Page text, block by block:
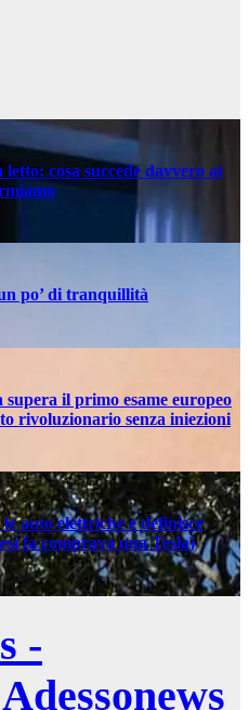
cosa succede davvero ai
po’ di tranquillità
il primo esame europeo
rivoluzionario senza iniezioni
auto elettriche e definisce
fa comprava una Tesla)
-